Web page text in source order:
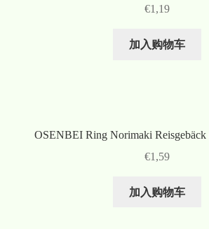
€1,19
加入购物车
OSENBEI Ring Norimaki Reisgebäck
€1,59
加入购物车